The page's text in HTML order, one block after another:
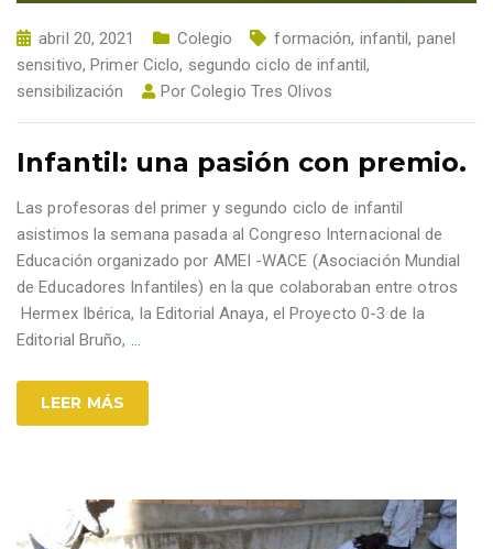
abril 20, 2021 Colegio formación, infantil, panel
sensitivo,Primer Ciclo, segundo ciclo de infantil,
sensibilización
PorColegio Tres Olivos
Infantil: una pasión con premio.
Las profesoras del primer y segundo ciclo de infantil
asistimos la semana pasada al Congreso Internacional de
Educación organizado por AMEI -WACE (Asociación Mundial
de Educadores Infantiles) en la que colaboraban entre otros
Hermex Ibérica, la Editorial Anaya, el Proyecto 0-3 de la
Editorial Bruño, …
LEER MÁS